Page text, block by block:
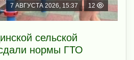
7 АВГУСТА 2026, 15:37 12
сельской
нормы ГТО